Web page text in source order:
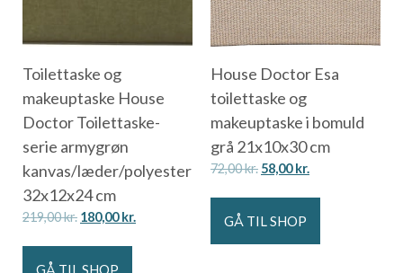
Toilettaske og
makeuptaske House
Doctor Toilettaske-
serie armygrøn
kanvas/læder/polyester
32x12x24 cm
219,00kr. 180,00kr.
GÅ TIL SHOP
House Doctor Esa
toilettaske og
makeuptaske i bomuld
grå 21x10x30 cm
72,00kr. 58,00kr.
GÅ TIL SHOP